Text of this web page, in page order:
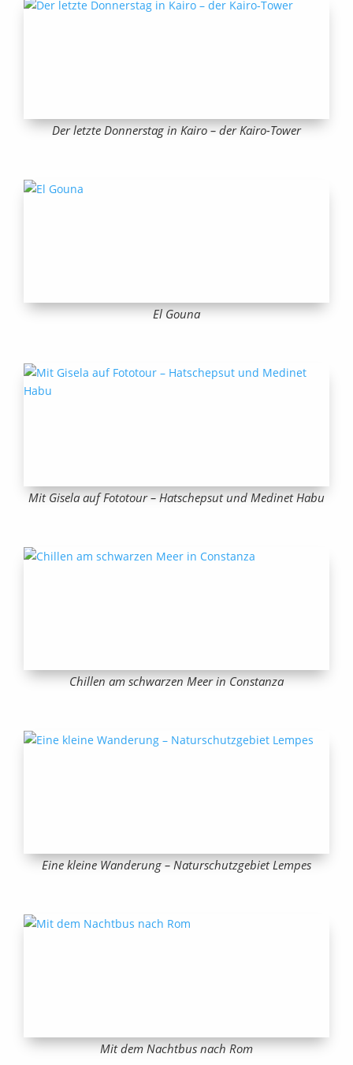
Der letzte Donnerstag in Kairo – der Kairo-Tower
El Gouna
Mit Gisela auf Fototour – Hatschepsut und Medinet Habu
Chillen am schwarzen Meer in Constanza
Eine kleine Wanderung – Naturschutzgebiet Lempes
Mit dem Nachtbus nach Rom